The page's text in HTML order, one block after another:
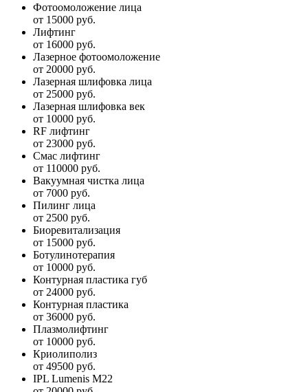
Фотоомоложение лица
от 15000 руб.
Лифтинг
от 16000 руб.
Лазерное фотоомоложение
от 20000 руб.
Лазерная шлифовка лица
от 25000 руб.
Лазерная шлифовка век
от 10000 руб.
RF лифтинг
от 23000 руб.
Смас лифтинг
от 110000 руб.
Вакуумная чистка лица
от 7000 руб.
Пилинг лица
от 2500 руб.
Биоревитализация
от 15000 руб.
Ботулинотерапия
от 10000 руб.
Контурная пластика губ
от 24000 руб.
Контурная пластика
от 36000 руб.
Плазмолифтинг
от 10000 руб.
Криолиполиз
от 49500 руб.
IPL Lumenis M22